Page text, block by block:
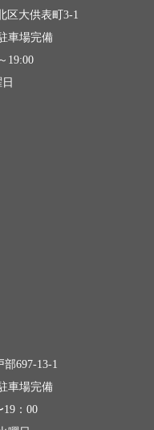
区大供表町3-1
車場完備
19:00
部697-13-1
車場完備
19：00